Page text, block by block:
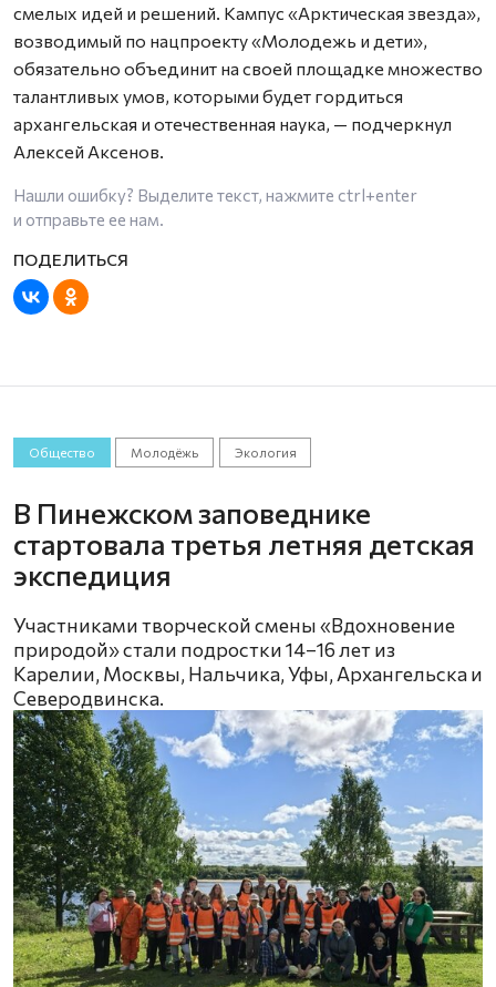
смелых идей и решений. Кампус «Арктическая звезда»,
возводимый по нацпроекту «Молодежь и дети»,
обязательно объединит на своей площадке множество
талантливых умов, которыми будет гордиться
архангельская и отечественная наука, — подчеркнул
Алексей Аксенов.
Нашли ошибку? Выделите текст, нажмите ctrl+enter
и отправьте ее нам.
Общество Молодёжь Экология
В Пинежском заповеднике
стартовала третья летняя детская
экспедиция
Участниками творческой смены «Вдохновение
природой» стали подростки 14–16 лет из
Карелии, Москвы, Нальчика, Уфы, Архангельска и
Северодвинска.